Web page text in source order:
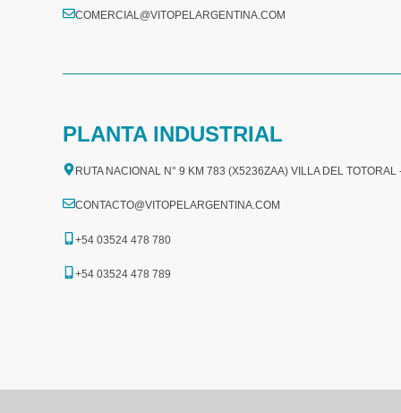
COMERCIAL@VITOPELARGENTINA.COM​
PLANTA INDUSTRIAL
RUTA NACIONAL N° 9 KM 783 (X5236ZAA) VILLA DEL TOTORAL
CONTACTO@VITOPELARGENTINA.COM
+54 03524 478 780​
+54 03524 478 789​